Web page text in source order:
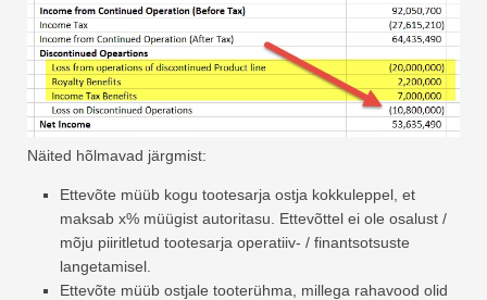
Näited hõlmavad järgmist:
Ettevõte müüb kogu tootesarja ostja kokkuleppel, et
maksab x% müügist autoritasu. Ettevõttel ei ole osalust /
mõju piiritletud tootesarja operatiiv- / finantsotsuste
langetamisel.
Ettevõte müüb ostjale tooterühma, millega rahavood olid